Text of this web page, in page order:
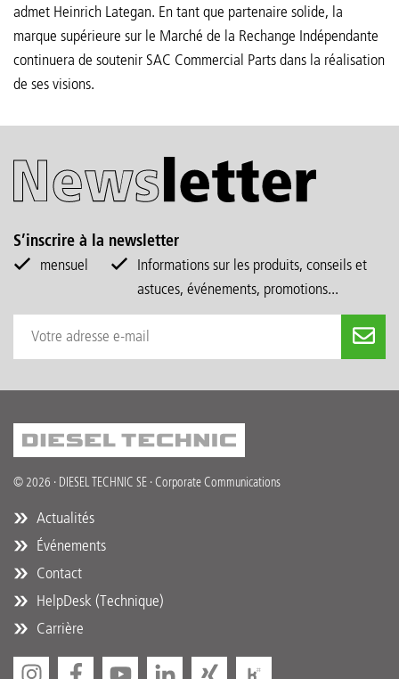
admet Heinrich Lategan. En tant que partenaire solide, la
marque supérieure sur le Marché de la Rechange Indépendante
continuera de soutenir SAC Commercial Parts dans la réalisation
de ses visions.
S’inscrire à la newsletter
mensuel
Informations sur les produits, conseils et
astuces, événements, promotions...
© 2026 · DIESEL TECHNIC SE · Corporate Communications
Actualités
Événements
Contact
HelpDesk (Technique)
Carrière